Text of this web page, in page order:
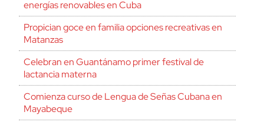
energías renovables en Cuba
Propician goce en familia opciones recreativas en
Matanzas
Celebran en Guantánamo primer festival de
lactancia materna
Comienza curso de Lengua de Señas Cubana en
Mayabeque